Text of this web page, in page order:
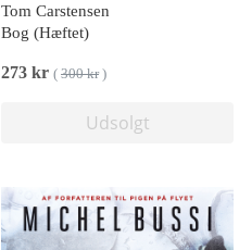
Tom Carstensen
Bog (Hæftet)
273 kr ( 300 kr)
Udsolgt